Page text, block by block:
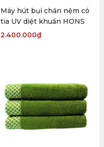
Máy hút bụi chăn nệm có
tia UV diệt khuẩn HONS
2.400.000₫